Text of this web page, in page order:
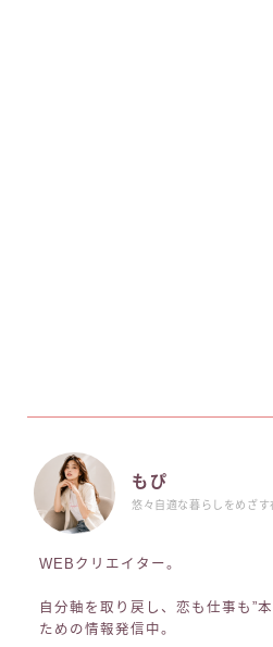
もぴ
悠々自適な暮らしをめざす
WEBクリエイター。
自分軸を取り戻し、恋も仕事も”
ための情報発信中。